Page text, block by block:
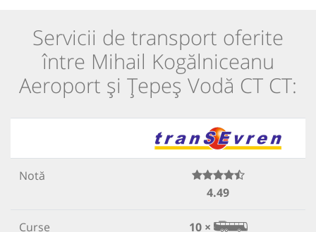
Servicii de transport oferite
între Mihail Kogălniceanu
Aeroport și Țepeș Vodă CT CT:
Notă
4.49
Curse 10 ×